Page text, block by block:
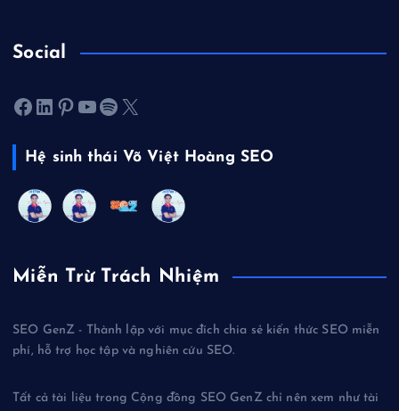
Social
Facebook LinkedIn Pinterest Youtube Spotify X
Hệ sinh thái Võ Việt Hoàng SEO
Miễn Trừ Trách Nhiệm
SEO GenZ - Thành lập với mục đích chia sẻ kiến thức SEO miễn
phí, hỗ trợ học tập và nghiên cứu SEO.
Tất cả tài liệu trong Cộng đồng SEO GenZ chỉ nên xem như tài